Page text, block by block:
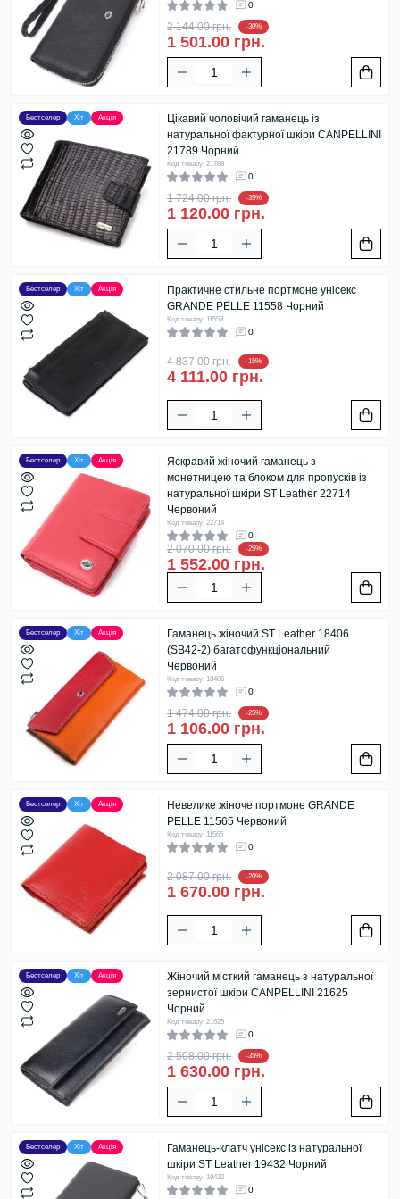
0
2 144.00 грн. -30%
1 501.00 грн.
Бестселер Хіт Акція
Цікавий чоловічий гаманець із
натуральної фактурної шкіри CANPELLINI
21789 Чорний
Код товару: 21789
0
1 724.00 грн. -35%
1 120.00 грн.
Бестселер Хіт Акція
Практичне стильне портмоне унісекс
GRANDE PELLE 11558 Чорний
Код товару: 11558
0
4 837.00 грн. -15%
4 111.00 грн.
Бестселер Хіт Акція
Яскравий жіночий гаманець з
монетницею та блоком для пропусків із
натуральної шкіри ST Leather 22714
Червоний
Код товару: 22714
0
2 070.00 грн. -25%
1 552.00 грн.
Бестселер Хіт Акція
Гаманець жіночий ST Leather 18406
(SB42-2) багатофункціональний
Червоний
Код товару: 18406
0
1 474.00 грн. -25%
1 106.00 грн.
Бестселер Хіт Акція
Невелике жіноче портмоне GRANDE
PELLE 11565 Червоний
Код товару: 11565
0
2 087.00 грн. -20%
1 670.00 грн.
Бестселер Хіт Акція
Жіночий місткий гаманець з натуральної
зернистої шкіри CANPELLINI 21625
Чорний
Код товару: 21625
0
2 508.00 грн. -35%
1 630.00 грн.
Бестселер Хіт Акція
Гаманець-клатч унісекс із натуральної
шкіри ST Leather 19432 Чорний
Код товару: 19432
0